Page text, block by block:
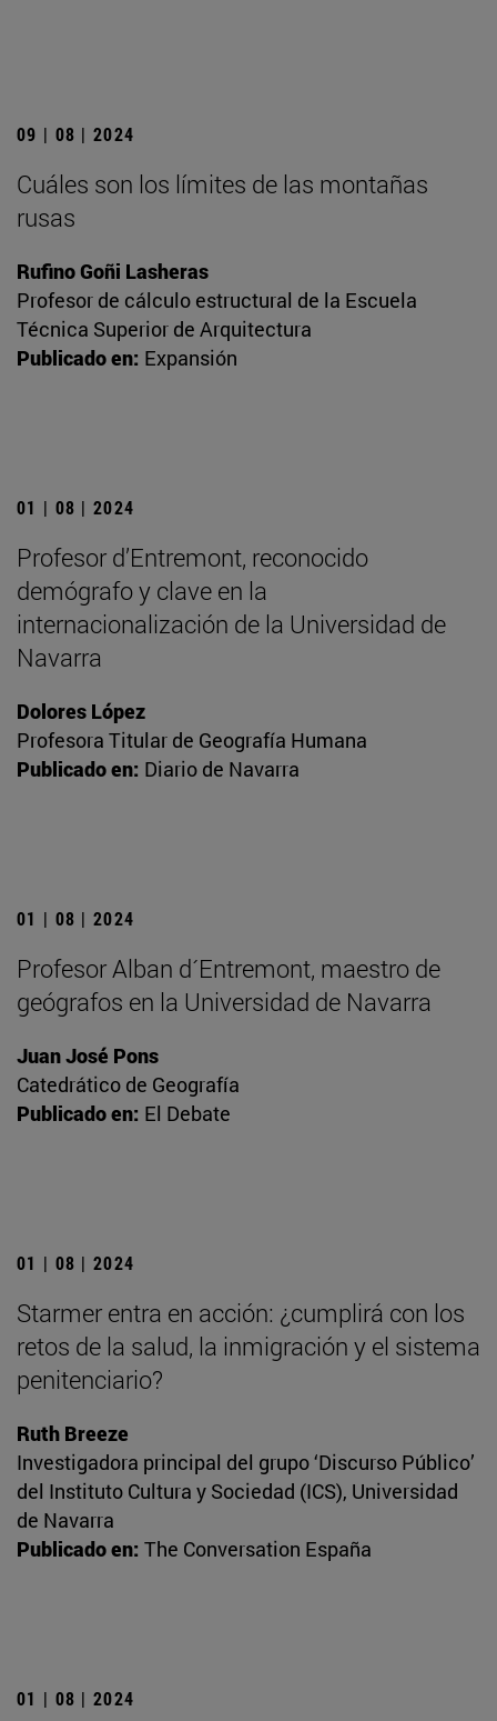
09 | 08 | 2024
Cuáles son los límites de las montañas
rusas
Rufino Goñi Lasheras
Profesor de cálculo estructural de la Escuela
Técnica Superior de Arquitectura
Publicado en: Expansión
01 | 08 | 2024
Profesor d’Entremont, reconocido
demógrafo y clave en la
internacionalización de la Universidad de
Navarra
Dolores López
Profesora Titular de Geografía Humana
Publicado en: Diario de Navarra
01 | 08 | 2024
Profesor Alban d´Entremont, maestro de
geógrafos en la Universidad de Navarra
Juan José Pons
Catedrático de Geografía
Publicado en: El Debate
01 | 08 | 2024
Starmer entra en acción: ¿cumplirá con los
retos de la salud, la inmigración y el sistema
penitenciario?
Ruth Breeze
Investigadora principal del grupo ‘Discurso Público’
del Instituto Cultura y Sociedad (ICS), Universidad
de Navarra
Publicado en: The Conversation España
01 | 08 | 2024